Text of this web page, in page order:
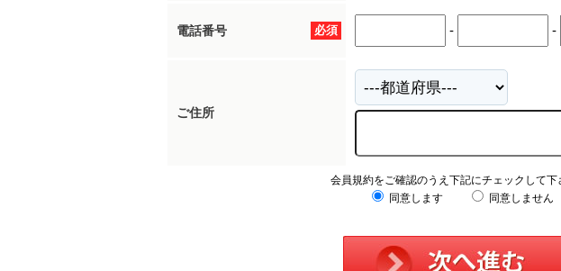
必須
電話番号 - -
ご住所
会員規約をご確認のうえ下記にチェックして下
同意します
同意しません